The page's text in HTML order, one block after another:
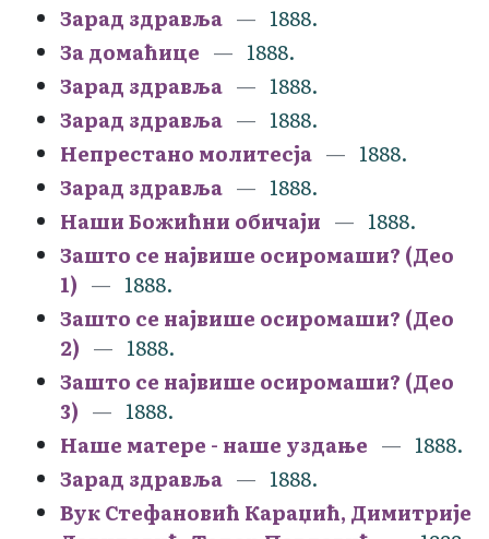
Зарад здравља
1888.
За домаћице
1888.
Зарад здравља
1888.
Зарад здравља
1888.
Непрестано молитесја
1888.
Зарад здравља
1888.
Наши Божићни обичаји
1888.
Зашто се највише осиромаши? (Део
1)
1888.
Зашто се највише осиромаши? (Део
2)
1888.
Зашто се највише осиромаши? (Део
3)
1888.
Наше матере - наше уздање
1888.
Зарад здравља
1888.
Вук Стефановић Караџић, Димитрије